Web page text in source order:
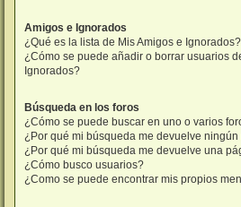
Amigos e Ignorados
¿Qué es la lista de Mis Amigos e Ignorados?
¿Cómo se puede añadir o borrar usuarios
Ignorados?
Búsqueda en los foros
¿Cómo se puede buscar en uno o varios
¿Por qué mi búsqueda me devuelve
¿Por qué mi búsqueda me devuelve una
¿Cómo busco usuarios?
¿Como se puede encontrar mis propios